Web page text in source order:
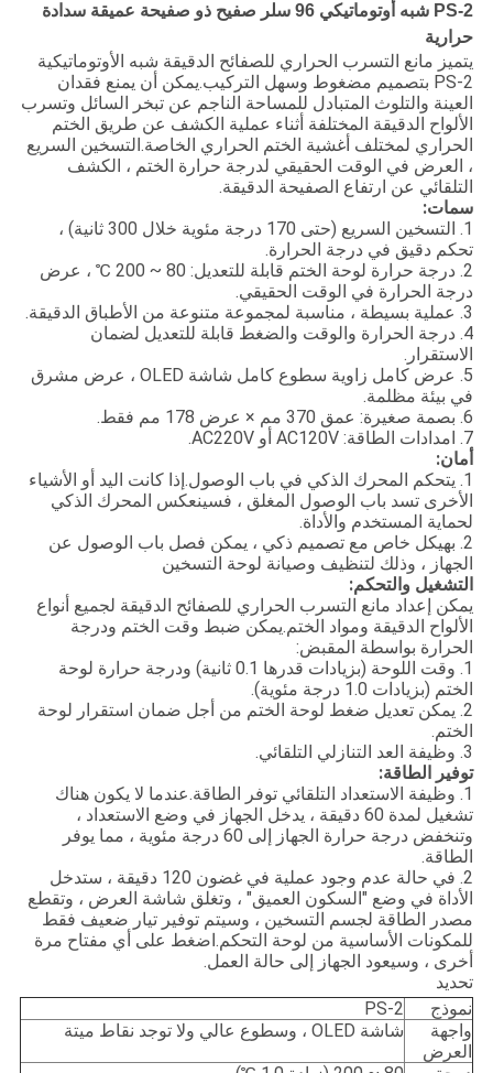
PS-2 شبه أوتوماتيكي 96 سلر صفيح ذو صفيحة عميقة سدادة
حرارية
يتميز مانع التسرب الحراري للصفائح الدقيقة شبه الأوتوماتيكية
PS-2 بتصميم مضغوط وسهل التركيب.يمكن أن يمنع فقدان
العينة والتلوث المتبادل للمساحة الناجم عن تبخر السائل وتسرب
الألواح الدقيقة المختلفة أثناء عملية الكشف عن طريق الختم
الحراري لمختلف أغشية الختم الحراري الخاصة.التسخين السريع
، العرض في الوقت الحقيقي لدرجة حرارة الختم ، الكشف
التلقائي عن ارتفاع الصفيحة الدقيقة.
سمات:
1. التسخين السريع (حتى 170 درجة مئوية خلال 300 ثانية) ،
تحكم دقيق في درجة الحرارة.
2. درجة حرارة لوحة الختم قابلة للتعديل: 80 ~ 200 ℃ ، عرض
درجة الحرارة في الوقت الحقيقي.
3. عملية بسيطة ، مناسبة لمجموعة متنوعة من الأطباق الدقيقة.
4. درجة الحرارة والوقت والضغط قابلة للتعديل لضمان
الاستقرار.
5. عرض كامل زاوية سطوع كامل شاشة OLED ، عرض مشرق
في بيئة مظلمة.
6. بصمة صغيرة: عمق 370 مم × عرض 178 مم فقط.
7. امدادات الطاقة: AC120V أو AC220V.
أمان:
1. يتحكم المحرك الذكي في باب الوصول.إذا كانت اليد أو الأشياء
الأخرى تسد باب الوصول المغلق ، فسينعكس المحرك الذكي
لحماية المستخدم والأداة.
2. بهيكل خاص مع تصميم ذكي ، يمكن فصل باب الوصول عن
الجهاز ، وذلك لتنظيف وصيانة لوحة التسخين
التشغيل والتحكم:
يمكن إعداد مانع التسرب الحراري للصفائح الدقيقة لجميع أنواع
الألواح الدقيقة ومواد الختم.يمكن ضبط وقت الختم ودرجة
الحرارة بواسطة المقبض:
1. وقت اللوحة (بزيادات قدرها 0.1 ثانية) ودرجة حرارة لوحة
الختم (بزيادات 1.0 درجة مئوية).
2. يمكن تعديل ضغط لوحة الختم من أجل ضمان استقرار لوحة
الختم.
3. وظيفة العد التنازلي التلقائي.
توفير الطاقة:
1. وظيفة الاستعداد التلقائي توفر الطاقة.عندما لا يكون هناك
تشغيل لمدة 60 دقيقة ، يدخل الجهاز في وضع الاستعداد ،
وتنخفض درجة حرارة الجهاز إلى 60 درجة مئوية ، مما يوفر
الطاقة.
2. في حالة عدم وجود عملية في غضون 120 دقيقة ، ستدخل
الأداة في وضع "السكون العميق" ، وتغلق شاشة العرض ، وتقطع
مصدر الطاقة لجسم التسخين ، وسيتم توفير تيار ضعيف فقط
للمكونات الأساسية من لوحة التحكم.اضغط على أي مفتاح مرة
أخرى ، وسيعود الجهاز إلى حالة العمل.
تحديد
نموذج
PS-2
واجهة
العرض
شاشة OLED ، وسطوع عالي ولا توجد نقاط ميتة